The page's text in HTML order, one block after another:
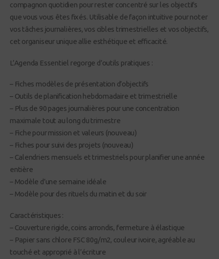
compagnon quotidien pour rester concentré sur les objectifs
que vous vous êtes fixés. Utilisable de façon intuitive pour noter
vos tâches journalières, vos cibles trimestrielles et vos objectifs,
cet organiseur unique allie esthétique et efficacité.
L’Agenda Essentiel regorge d’outils pratiques :
– Fiches modèles de présentation d’objectifs
– Outils de planification hebdomadaire et trimestrielle
– Plus de 90 pages journalières pour une concentration
maximale tout au long du trimestre
– Fiche pour mission et valeurs (nouveau)
– Fiches pour suivi des projets (nouveau)
– Calendriers mensuels et trimestriels pour planifier une année
entière
– Modèle d’une semaine idéale
– Modèle pour des rituels du matin et du soir
Caractéristiques :
– Couverture rigide, coins arrondis, fermeture à élastique
– Papier sans chlore FSC 80g/m2, couleur ivoire, agréable au
touché et approprié à l’écriture